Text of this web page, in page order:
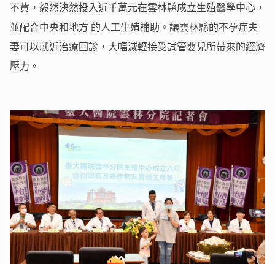
不貲，毅然決然投入近千萬元在雲林縣成立生殖醫學中心，
並配合中央和地方 的人工生殖補助。讓雲林縣的不孕症夫
妻可以就近治療回診，大幅減輕接受試管嬰兒所帶來的經濟
壓力。